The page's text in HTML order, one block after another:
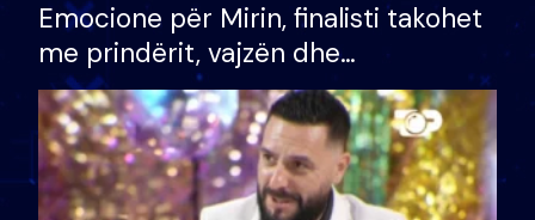
Emocione për Mirin, finalisti takohet
me prindërit, vajzën dhe
bashkëshorten: S’kemi ndonjë letër
divorci apo jo?